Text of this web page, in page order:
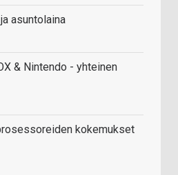
asuntolaina
& Nintendo - yhteinen
kokemukset